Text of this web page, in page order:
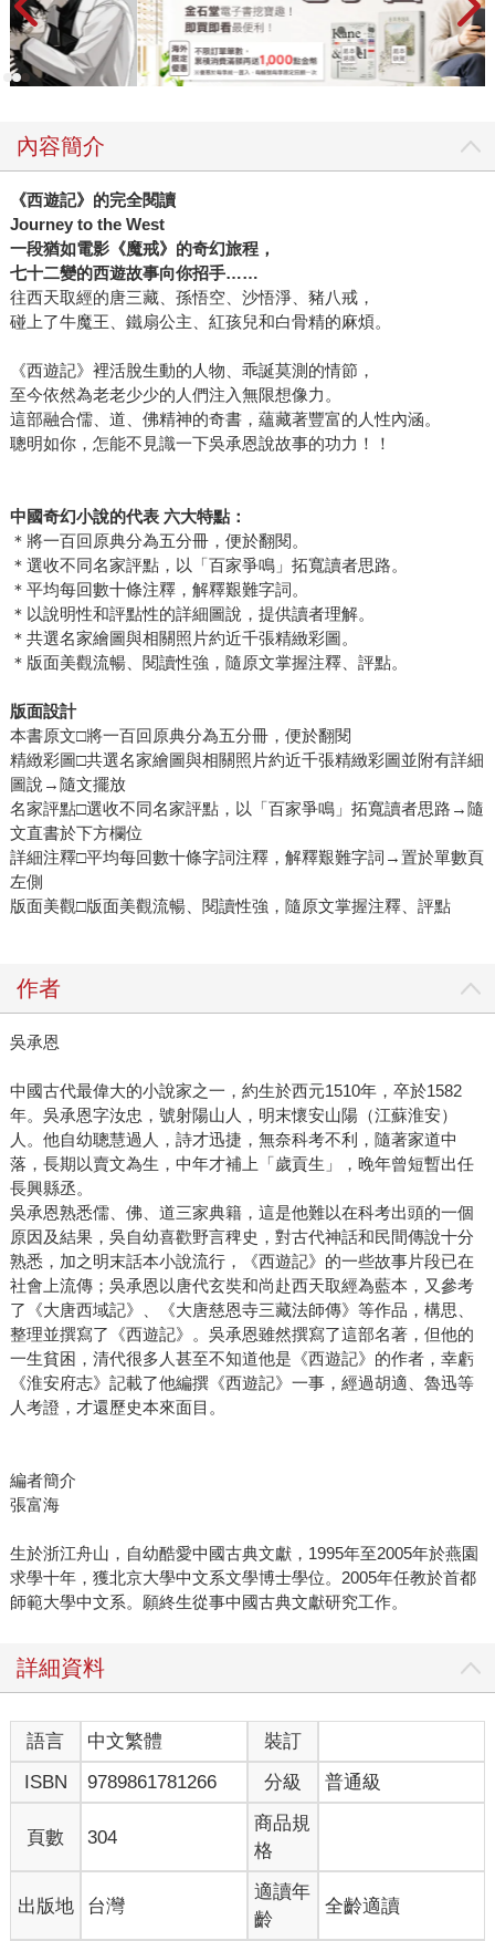
內容簡介
《西遊記》的完全閱讀
Journey to the West
一段猶如電影《魔戒》的奇幻旅程，
七十二變的西遊故事向你招手……
往西天取經的唐三藏、孫悟空、沙悟淨、豬八戒，
碰上了牛魔王、鐵扇公主、紅孩兒和白骨精的麻煩。
《西遊記》裡活脫生動的人物、乖誕莫測的情節，
至今依然為老老少少的人們注入無限想像力。
這部融合儒、道、佛精神的奇書，蘊藏著豐富的人性內涵。
聰明如你，怎能不見識一下吳承恩說故事的功力！！
中國奇幻小說的代表 六大特點：
＊將一百回原典分為五分冊，便於翻閱。
＊選收不同名家評點，以「百家爭鳴」拓寬讀者思路。
＊平均每回數十條注釋，解釋艱難字詞。
＊以說明性和評點性的詳細圖說，提供讀者理解。
＊共選名家繪圖與相關照片約近千張精緻彩圖。
＊版面美觀流暢、閱讀性強，隨原文掌握注釋、評點。
版面設計
本書原文□將一百回原典分為五分冊，便於翻閱
精緻彩圖□共選名家繪圖與相關照片約近千張精緻彩圖並附有詳細
圖說→隨文擺放
名家評點□選收不同名家評點，以「百家爭鳴」拓寬讀者思路→隨
文直書於下方欄位
詳細注釋□平均每回數十條字詞注釋，解釋艱難字詞→置於單數頁
左側
版面美觀□版面美觀流暢、閱讀性強，隨原文掌握注釋、評點
作者
吳承恩
中國古代最偉大的小說家之一，約生於西元1510年，卒於1582
年。吳承恩字汝忠，號射陽山人，明末懷安山陽（江蘇淮安）
人。他自幼聰慧過人，詩才迅捷，無奈科考不利，隨著家道中
落，長期以賣文為生，中年才補上「歲貢生」，晚年曾短暫出任
長興縣丞。
吳承恩熟悉儒、佛、道三家典籍，這是他難以在科考出頭的一個
原因及結果，吳自幼喜歡野言稗史，對古代神話和民間傳說十分
熟悉，加之明末話本小說流行，《西遊記》的一些故事片段已在
社會上流傳；吳承恩以唐代玄奘和尚赴西天取經為藍本，又參考
了《大唐西域記》、《大唐慈恩寺三藏法師傳》等作品，構思、
整理並撰寫了《西遊記》。吳承恩雖然撰寫了這部名著，但他的
一生貧困，清代很多人甚至不知道他是《西遊記》的作者，幸虧
《淮安府志》記載了他編撰《西遊記》一事，經過胡適、魯迅等
人考證，才還歷史本來面目。
編者簡介
張富海
生於浙江舟山，自幼酷愛中國古典文獻，1995年至2005年於燕園
求學十年，獲北京大學中文系文學博士學位。2005年任教於首都
師範大學中文系。願終生從事中國古典文獻研究工作。
詳細資料
語言 中文繁體
裝訂
ISBN
9789861781266 分級 普通級
頁數 304
商品規
格
出版地 台灣
適讀年
齡
全齡適讀